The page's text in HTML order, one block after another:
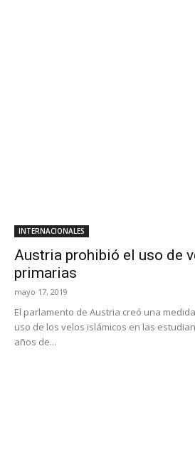
INTERNACIONALES
Austria prohibió el uso de
primarias
mayo 17, 2019
El parlamento de Austria creó una
uso de los velos islámicos en las
años de...